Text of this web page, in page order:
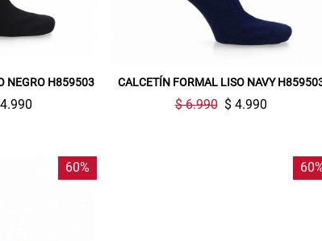
NEGRO H859503 CALCETÍN FORMAL LISO NAVY
$ 6.990 $ 4.990
60%